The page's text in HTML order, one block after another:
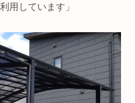
用しています」